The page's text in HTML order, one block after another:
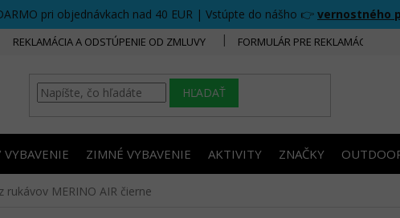
pri objednávkach nad 40 EUR | Vstúpte do nášho 👉 vernostného
REKLAMÁCIA A ODSTÚPENIE OD ZMLUVY FORMULÁR PRE REKLAMÁCIU
HĽADAŤ
ZIMNÉ VYBAVENIE AKTIVITY ZNAČKY
rukávov MERINO AIR čierne